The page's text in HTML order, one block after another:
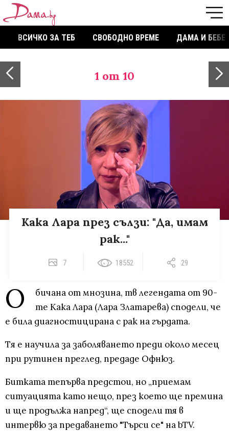
ВСИЧКО ЗА ТЕБ СВОБОДНО ВРЕМЕ ДАМА И БЕБЕ
1 от 10
Кака Лара през сълзи: "Да, имам
рак..."
7 18552 29
O
бичана от мнозина, тв легендата от 90-
те Кака Лара (Лара Златарева) сподели, че
е била диагностицирана с рак на гърдата.
Тя е научила за заболяването преди около месец
при рутинен преглед, предаде Офнюз.
Битката тепърва предстои, но „приемам
ситуацията като нещо, през което ще премина
и ще продължа напред“, ще сподели тя в
интервю за предаването "Търси се" на bTV.